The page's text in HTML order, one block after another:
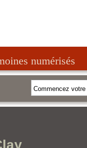
numérisés